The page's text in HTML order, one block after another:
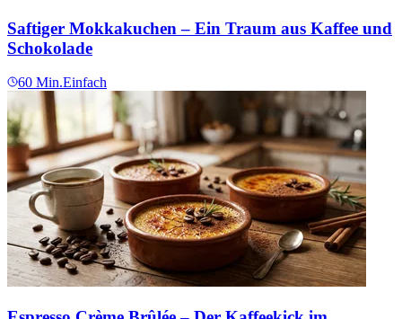
Saftiger Mokkakuchen – Ein Traum aus Kaffee und
Schokolade
60 Min.Einfach